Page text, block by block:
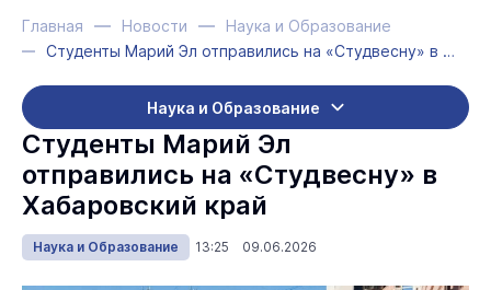
Главная Новости
Наука и Образование
Студенты Марий Эл отправились на «Студвесну» в Хабаровский край
Наука и Образование
Студенты Марий Эл
отправились на «Студвесну» в
Хабаровский край
Наука и Образование 13:25 09.06.2026